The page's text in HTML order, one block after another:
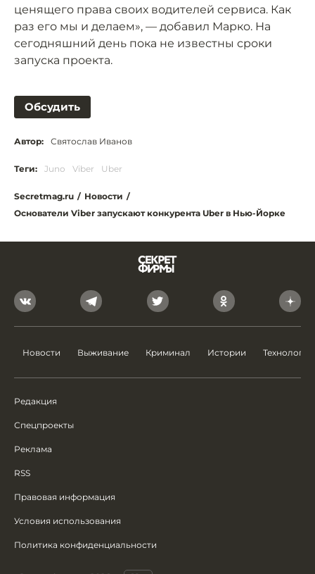
ценящего права своих водителей сервиса. Как
раз его мы и делаем», — добавил Марко. На
сегодняшний день пока не известны сроки
запуска проекта.
Обсудить
Автор: Святослав Иванов
Теги: Juno Viber Uber
Secretmag.ru / Новости /
Основатели Viber запускают конкурента Uber в Нью-Йорке
Новости Выживание Криминал Истории Технологии
Редакция
Спецпроекты
Реклама
RSS
Правовая информация
Условия использования
Политика конфиденциальности